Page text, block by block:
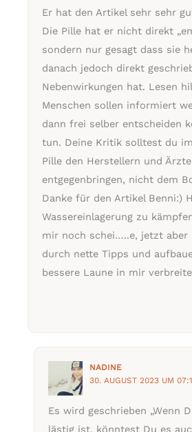
Er hat den Artikel sehr sehr
Die Pille hat er nicht direkt
sondern nur gesagt dass sie
danach jedoch direkt
Nebenwirkungen hat. Lesen
Menschen sollen informiert
dann frei selber entscheiden
tun. Deine Kritik solltest du
Pille den Herstellern und
entgegenbringen, nicht dem
Danke für den Artikel Benni:)
Wassereinlagerung zu
mir noch schei…..e, jetzt aber
durch nette Tipps und
bessere Laune in mir
NADINE
30. AUGUST 2023 UM
Es wird geschrieben „Wenn
lästig ist, könntest Du es